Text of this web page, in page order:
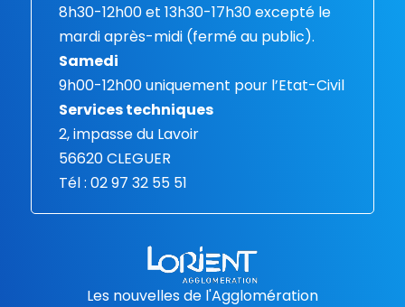
8h30-12h00 et 13h30-17h30 excepté le
mardi après-midi (fermé au public).
Samedi
9h00-12h00 uniquement pour l’Etat-Civil
Services techniques
2, impasse du Lavoir
56620 CLEGUER
Tél : 02 97 32 55 51
Les nouvelles de l'Agglomération